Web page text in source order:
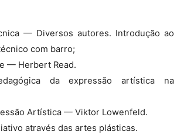
— Diversos autores. Introdução ao
com barro;
— Herbert Read.
da expressão artística na
Artística — Viktor Lowenfeld.
através das artes plásticas.